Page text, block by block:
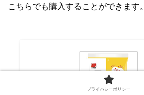
こちらでも購入することができます。
プライバシーポリシー